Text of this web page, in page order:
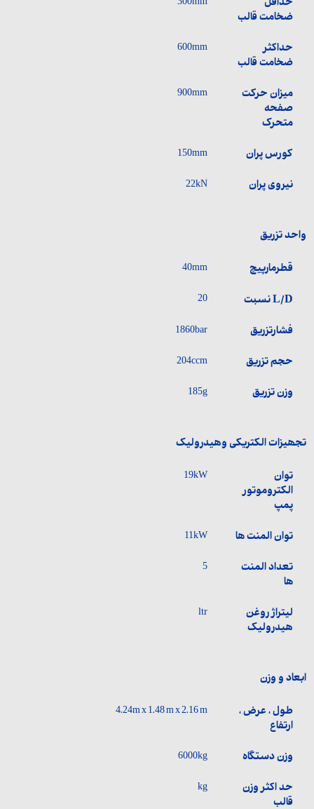
حداقل
ضخامت قالب
300mm
حداکثر
ضخامت قالب
600mm
میزان حرکت
صفحه
متحرک
900mm
کورس پران 150mm
نیروی پران 22kN
واحد تزریق
قطرمارپیچ 40mm
L/D نسبت 20
فشارتزریق 1860bar
حجم تزریق 204ccm
وزن تزریق 185g
تجھیزات الکتریکی وھیدرولیک
توان
الکتروموتور
پمپ
19kW
توان المنت ها 11kW
تعداد المنت
ها
5
لیتراژ روغن
هیدرولیک
ltr
ابعاد و وزن
طول ، عرض ،
ارتفاع
4.24m x 1.48 m x 2.16 m
وزن دستگاه 6000kg
حد اکثر وزن
قالب
kg